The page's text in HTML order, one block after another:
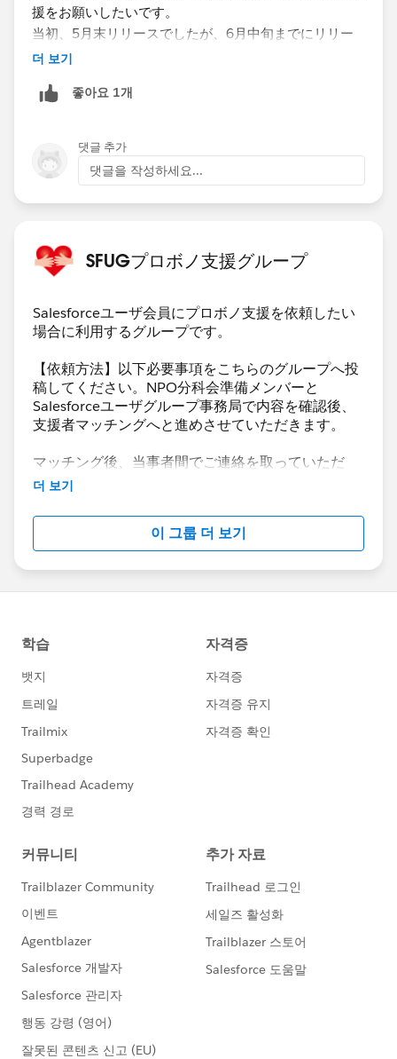
・今までプロボノ支援を受けたことがありますか？
-はい
・具体的な支援内容
VisualForceを使用したフォーム構築
https://deferloader.blog.uhuru.co.jp/392/
・支援の時間帯(複数回答可)
-平日就業時間中
・支援形態
・支援時期
-1～2ヶ月以内
5月末にリリースしたいと考えています。ご相談によ
っては、VisualForceにしないという選択肢もあるの
で、まずは、Salesforceでどのようなことが可能なのか
★追加情報
どうぞよろしくお願いします。
援をお願いしたいです。
当初、5月末リリースでしたが、6月中旬までにリリー
スに変更になっていますが、時間がないところ申し訳な
https://trailblazers.salesforce.com/0D54S00000ANKo
M
続きの支援希望
いて確認
プロセスビルダーでのメール配信設定
タ受け渡し など」
こちらは、Googleドキュメントのやり取りでうまくい
かないところなどを指導いただきました。 最終的にリ
リースできましたので、ご報告です。
今回、ガールスカウト日本連盟に直接登録できる会員が
新規受付開始となりまして、そのための仕組みをSFなど
ガールスカウト日本連盟 特別個人会員とは
https://www.girlscout.or.jp/join/flow/
1）受付部分 ・デジタルエクスペリエンスでフォームの
補足説明：デジタルエクスペリエンスのリードへの直接
使用することになった。
2）通知などメール配信はプロセスビルダーで設定 ・ア
ンケート受信時にユーザーに通知。
・アンケートデータをリードにインポートするタイミン
キャンペーンで進捗を管理。
3）リードから会員として登録
として個人（取引先責任者）として登録。
いただきありがとうございました。
以上ご報告まで。
더 보기
좋아요 1개
댓글 추가
댓글을 작성하세요...
SFUGプロボノ支援グループ
Salesforceユーザ会員にプロボノ支援を依頼したい
場合に利用するグループです。
【依頼方法】以下必要事項をこちらのグループへ投
稿してください。NPO分科会準備メンバーと
Salesforceユーザグループ事務局で内容を確認後、
支援者マッチングへと進めさせていただきます。
マッチング後、当事者間でご連絡を取っていただ
き、
存じます。
【必要記載事項】
・団体ミッション/活動内容
・住所(都道府県のみ)
・ファンドレックスDRMを使っていますか？(※フ
ァンドレックスDRMはNonprfit Starter Packで
す。)
-はい or いいえ
・SFDC社/ NPOサポートセンターが実施する研修
に受講されましたか？
-はい or いいえ
・はいの場合、どの研修を受講されましたか？
・現在Salesforceを活用している内容を大きく３つ
挙げてください
-はい or いいえ
・支援の時間帯(複数回答可)
-平日就業時間中
-休日
・支援形態
-リモート形式
-どちらでも可
더 보기
이 그룹 더 보기